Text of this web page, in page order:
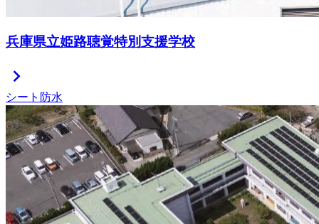
兵庫県立姫路聴覚特別支援学校
chevron_right
シート防水